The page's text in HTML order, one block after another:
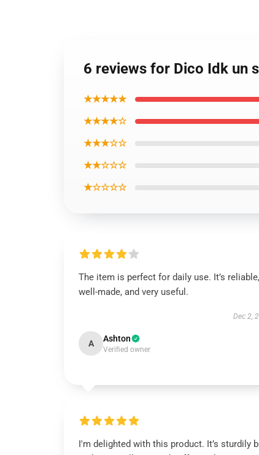
6 reviews for Dico Idk un
★★★★★
★★★★☆
★★★☆☆
★★☆☆☆
★☆☆☆☆
The item is perfect for daily use. It’s reliable,
well-made, and very useful.
Dec 2,
A Ashton
Verified owner
I'm delighted with this product. It’s sturdily